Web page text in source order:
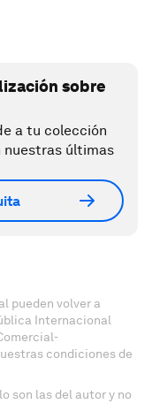
sobre
a tu colección
nuestras últimas
pueden volver a
Internacional
condiciones de
son las del autor y no